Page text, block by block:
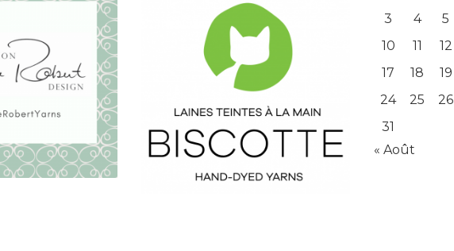
3
4 5
10
11 12
17
18 19
24
25 26
31
« Août